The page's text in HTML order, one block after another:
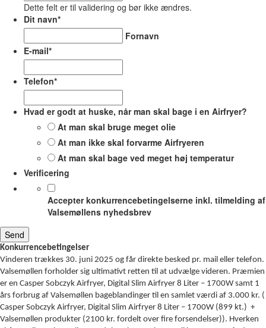
Dette felt er til validering og bør ikke ændres.
Dit navn*
Fornavn
E-mail*
Telefon*
Hvad er godt at huske, når man skal bage i en Airfryer?
At man skal bruge meget olie
At man ikke skal forvarme Airfryeren
At man skal bage ved meget høj temperatur
Verificering
Accepter konkurrencebetingelserne inkl. tilmelding af
Valsemøllens nyhedsbrev
Konkurrencebetingelser
Vinderen trækkes 30. juni 2025 og får direkte besked pr. mail eller telefon.
Valsemøllen forholder sig ultimativt retten til at udvælge videren. Præmien
er en Casper Sobczyk Airfryer, Digital Slim Airfryer 8 Liter – 1700W samt 1
års forbrug af Valsemøllen bageblandinger til en samlet værdi af 3.000 kr. (
Casper Sobczyk Airfryer, Digital Slim Airfryer 8 Liter – 1700W (899 kt.) +
Valsemøllen produkter (2100 kr. fordelt over fire forsendelser)). Hverken